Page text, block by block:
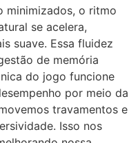
minimizados, o ritmo
se acelera,
suave. Essa fluidez
de memória
do jogo funcione
por meio da
travamentos e
Isso nos